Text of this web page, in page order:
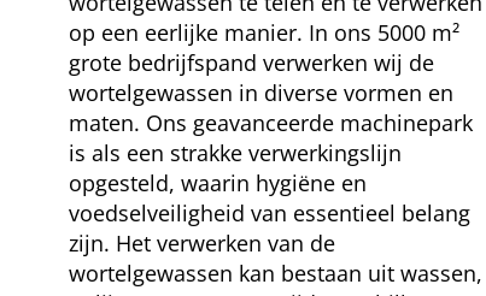
op een eerlijke manier. In ons 5000 m²
grote bedrijfspand verwerken wij de
wortelgewassen in diverse vormen en
maten. Ons geavanceerde machinepark
is als een strakke verwerkingslijn
opgesteld, waarin hygiëne en
voedselveiligheid van essentieel belang
zijn. Het verwerken van de
wortelgewassen kan bestaan uit wassen,